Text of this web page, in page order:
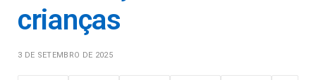
crianças
3 DE SETEMBRO DE 2025